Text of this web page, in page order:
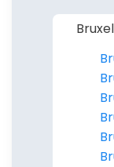
confidentialité.